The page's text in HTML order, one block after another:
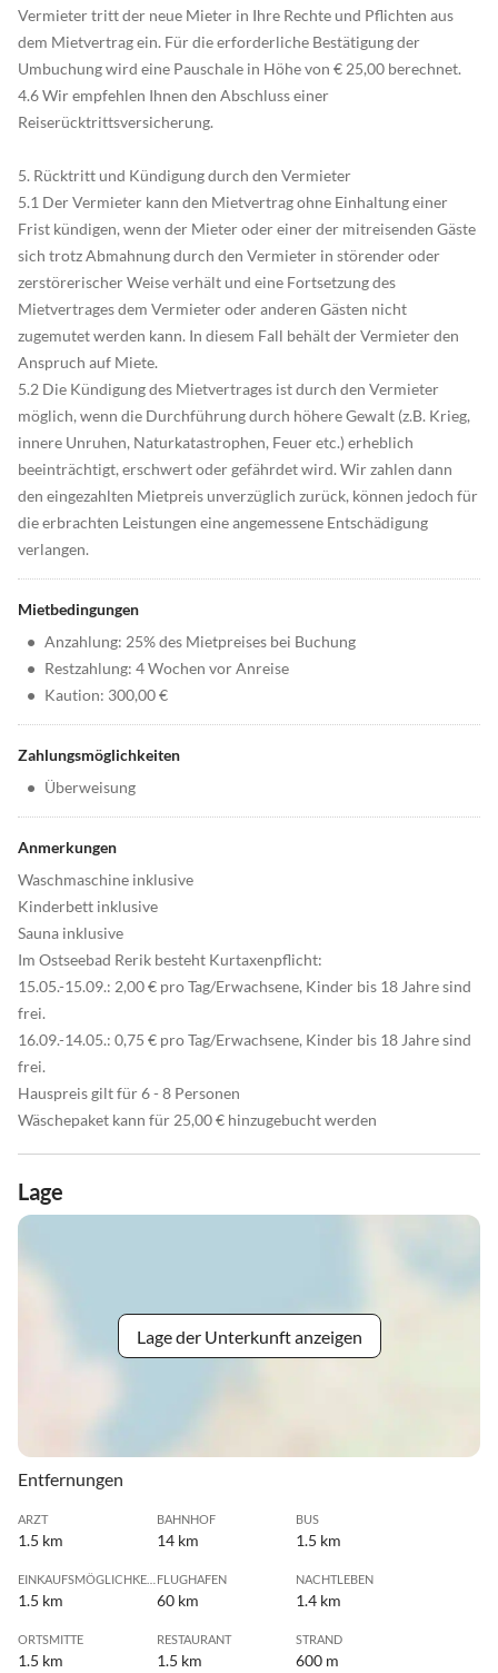
Vermieter tritt der neue Mieter in Ihre Rechte und Pflichten aus
dem Mietvertrag ein. Für die erforderliche Bestätigung der
Umbuchung wird eine Pauschale in Höhe von € 25,00 berechnet.
4.6 Wir empfehlen Ihnen den Abschluss einer
Reiserücktrittsversicherung.
5. Rücktritt und Kündigung durch den Vermieter
5.1 Der Vermieter kann den Mietvertrag ohne Einhaltung einer
Frist kündigen, wenn der Mieter oder einer der mitreisenden Gäste
sich trotz Abmahnung durch den Vermieter in störender oder
zerstörerischer Weise verhält und eine Fortsetzung des
Mietvertrages dem Vermieter oder anderen Gästen nicht
zugemutet werden kann. In diesem Fall behält der Vermieter den
Anspruch auf Miete.
5.2 Die Kündigung des Mietvertrages ist durch den Vermieter
möglich, wenn die Durchführung durch höhere Gewalt (z.B. Krieg,
innere Unruhen, Naturkatastrophen, Feuer etc.) erheblich
beeinträchtigt, erschwert oder gefährdet wird. Wir zahlen dann
den eingezahlten Mietpreis unverzüglich zurück, können jedoch für
die erbrachten Leistungen eine angemessene Entschädigung
verlangen.
Mietbedingungen
• Anzahlung: 25% des Mietpreises bei Buchung
• Restzahlung: 4 Wochen vor Anreise
• Kaution: 300,00 €
Zahlungsmöglichkeiten
• Überweisung
Anmerkungen
Waschmaschine inklusive
Kinderbett inklusive
Sauna inklusive
Im Ostseebad Rerik besteht Kurtaxenpflicht:
15.05.-15.09.: 2,00 € pro Tag/Erwachsene, Kinder bis 18 Jahre sind
frei.
16.09.-14.05.: 0,75 € pro Tag/Erwachsene, Kinder bis 18 Jahre sind
frei.
Hauspreis gilt für 6 - 8 Personen
Wäschepaket kann für 25,00 € hinzugebucht werden
Lage
Lage der Unterkunft anzeigen
Entfernungen
ARZT
1.5 km
BAHNHOF
14 km
BUS
1.5 km
1.5 km
FLUGHAFEN
60 km
NACHTLEBEN
1.4 km
ORTSMITTE
1.5 km
RESTAURANT
1.5 km
STRAND
600 m